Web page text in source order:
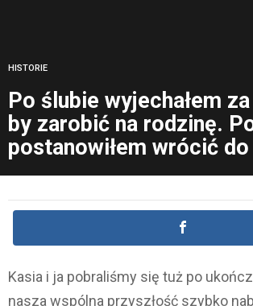
HISTORIE
Po ślubie wyjechałem
by zarobić na rodzinę.
postanowiłem wrócić
Kasia i ja pobraliśmy się tuż po
nasza wspólna przyszłość szybko